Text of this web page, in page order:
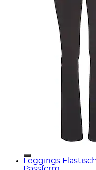
Leggings